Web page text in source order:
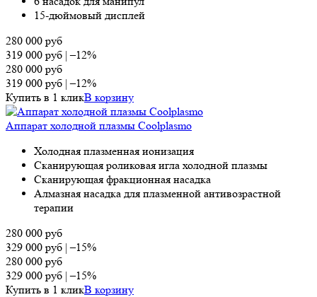
15-дюймовый дисплей
280 000 руб
319 000 руб |–12%
280 000 руб
319 000 руб |–12%
Купить в 1 кликВ корзину
Аппарат холодной плазмы Coolplasmo
Холодная плазменная ионизация
Сканирующая роликовая игла холодной плазмы
Сканирующая фракционная насадка
Алмазная насадка для плазменной антивозрастной
терапии
280 000 руб
329 000 руб |–15%
280 000 руб
329 000 руб |–15%
Купить в 1 кликВ корзину